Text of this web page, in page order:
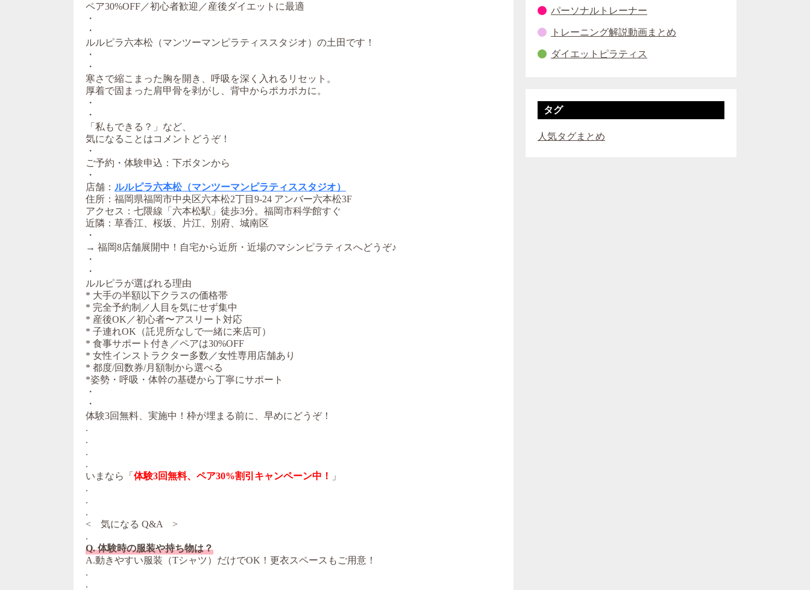
ペア30%OFF／初心者歓迎／産後ダイエットに最適
・
・
ルルピラ六本松（マンツーマンピラティススタジオ）の土田です！
・
・
寒さで縮こまった胸を開き、呼吸を深く入れるリセット。
厚着で固まった肩甲骨を剥がし、背中からポカポカに。
・
・
「私もできる？」など、
気になることはコメントどうぞ！
・
ご予約・体験申込：下ボタンから
・
店舗： ルルピラ六本松（マンツーマンピラティススタジオ）
住所：福岡県福岡市中央区六本松2丁目9-24 アンバー六本松3F
アクセス：七隈線「六本松駅」徒歩3分。福岡市科学館すぐ
近隣：草香江、桜坂、片江、別府、城南区
・
→ 福岡8店舗展開中！自宅から近所・近場のマシンピラティスへどうぞ♪
・
・
ルルピラが選ばれる理由
* 大手の半額以下クラスの価格帯
* 完全予約制／人目を気にせず集中
* 産後OK／初心者〜アスリート対応
* 子連れOK（託児所なしで一緒に来店可）
* 食事サポート付き／ペアは30%OFF
* 女性インストラクター多数／女性専用店舗あり
* 都度/回数券/月額制から選べる
*姿勢・呼吸・体幹の基礎から丁寧にサポート
・
・
体験3回無料、実施中！枠が埋まる前に、早めにどうぞ！
.
.
.
.
いまなら「 体験3回無料、ペア30%割引キャンペーン中！
」
.
.
.
< 気になる Q&A >
.
Q. 体験時の服装や持ち物は？
A.動きやすい服装（Tシャツ）だけでOK！更衣スペースもご用意！
.
.
パーソナルトレーナー
トレーニング解説動画まとめ
ダイエットピラティス
タグ
人気タグまとめ